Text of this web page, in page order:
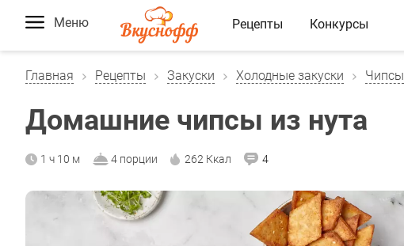
Меню Рецепты Конкурсы
Главная Рецепты Закуски Холодные закуски Чипсы
Домашние чипсы из нута
1 ч 10 м 4 порции 262 Ккал 4